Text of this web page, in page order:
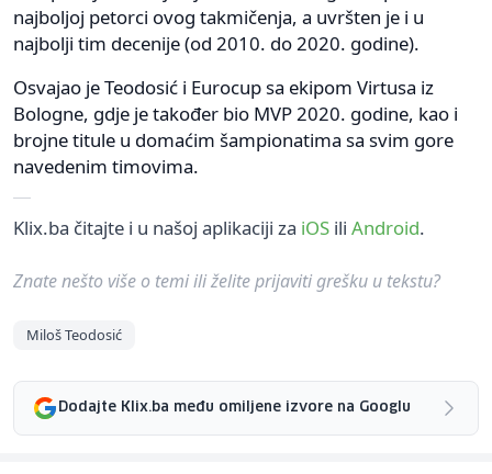
najboljoj petorci ovog takmičenja, a uvršten je i u
najbolji tim decenije (od 2010. do 2020. godine).
Osvajao je Teodosić i Eurocup sa ekipom Virtusa iz
Bologne, gdje je također bio MVP 2020. godine, kao i
brojne titule u domaćim šampionatima sa svim gore
navedenim timovima.
Klix.ba čitajte i u našoj aplikaciji za iOS ili Android.
Znate nešto više o temi ili želite prijaviti grešku u tekstu?
Miloš Teodosić
Dodajte Klix.ba među omiljene izvore na Googlu